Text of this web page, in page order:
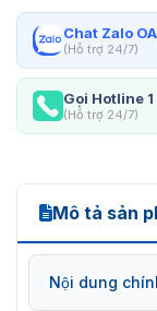
Chat Zalo OA
(Hỗ trợ 24/7)
Gọi Hotline 1
(Hỗ trợ 24/7)
Mô tả sản
Nội dung